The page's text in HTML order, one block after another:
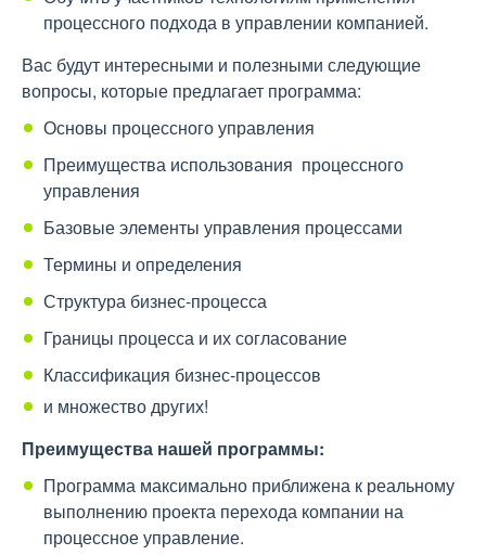
процессного подхода в управлении компанией.
Вас будут интересными и полезными следующие
вопросы, которые предлагает программа:
Основы процессного управления
Преимущества использования процессного
управления
Базовые элементы управления процессами
Термины и определения
Структура бизнес-процесса
Границы процесса и их согласование
Классификация бизнес-процессов
и множество других!
Преимущества нашей программы:
Программа максимально приближена к реальному
выполнению проекта перехода компании на
процессное управление.